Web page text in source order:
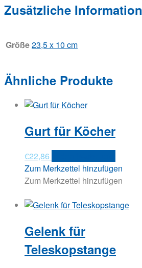
Zusätzliche Information
Größe23,5 x 10 cm
Ähnliche Produkte
Gurt für Köcher
€22,86
Zum Merkzettel hinzufügen
Zum Merkzettel hinzufügen
Gelenk für
Teleskopstange